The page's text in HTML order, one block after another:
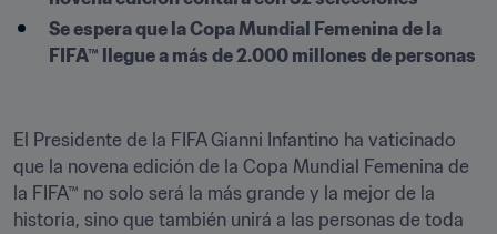
Se espera que la Copa Mundial Femenina de la
FIFA™ llegue a más de 2.000 millones de personas
El Presidente de la FIFA Gianni Infantino ha vaticinado
que la novena edición de la Copa Mundial Femenina de
la FIFA™ no solo será la más grande y la mejor de la
historia, sino que también unirá a las personas de toda